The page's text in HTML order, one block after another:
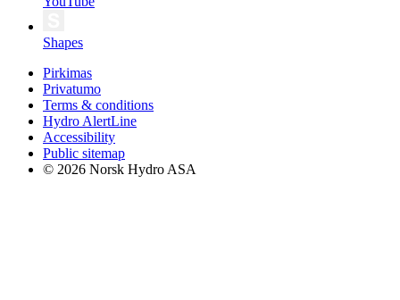
Shapes
Pirkimas
Privatumo
Terms & conditions
Hydro AlertLine
Accessibility
Public sitemap
© 2026 Norsk Hydro ASA